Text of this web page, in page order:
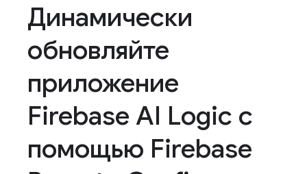
Динамически
обновляйте
приложение
Firebase AI Logic с
помощью Firebase